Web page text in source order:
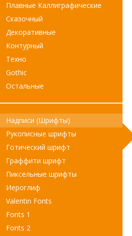
Плавные Каллиграфические
Сказочный
Декоративные
Контурный
Техно
Gothic
Остальные
Надписи (Шрифты)
Рукописные шрифты
Готический шрифт
Граффити шрифт
Пиксельные шрифты
Иероглиф
Valentin Fonts
Fonts 1
Fonts 2